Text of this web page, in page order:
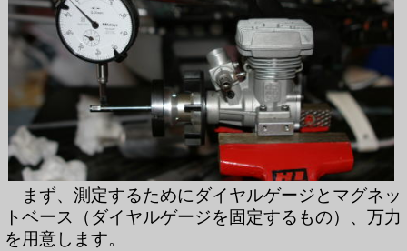
まず、測定するためにダイヤルゲージとマグネッ
トベース（ダイヤルゲージを固定するもの）、万力
を用意します。